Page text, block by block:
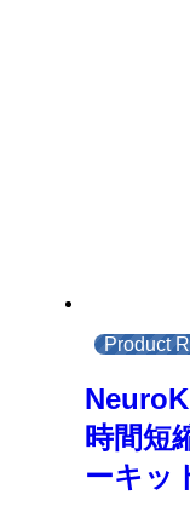
Product
時間短
ーキッ